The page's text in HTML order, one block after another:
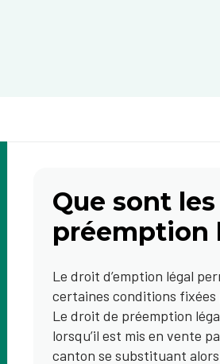
Que sont
préemption
Le droit d’emption légal
certaines conditions fixées
Le droit de préemption
lorsqu’il est mis en vente
canton se substituant